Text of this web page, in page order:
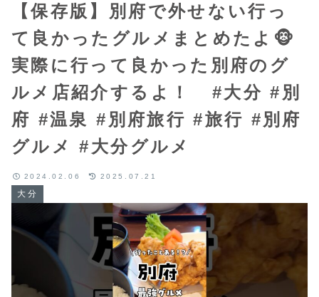
【保存版】別府で外せない行っ
て良かったグルメまとめたよ🐵
実際に行って良かった別府のグ
ルメ店紹介するよ！ ⁡#大分 #別
府 #温泉 #別府旅行 #旅行 #別府
グルメ #大分グルメ
大分
2024.02.06 2025.07.21